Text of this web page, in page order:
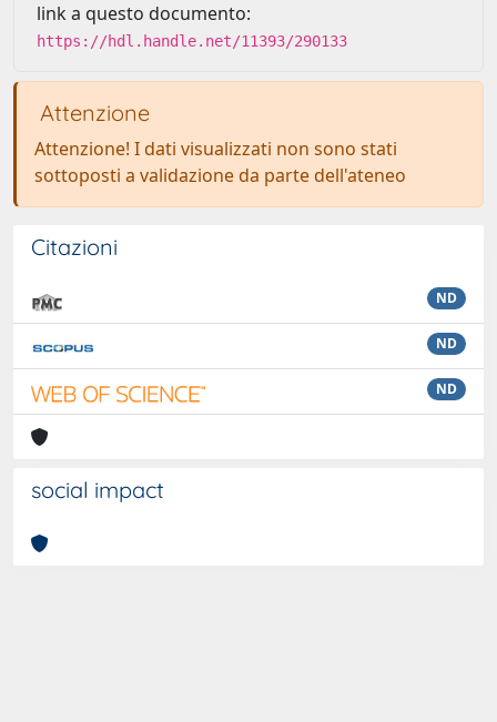
link a questo documento:
https://hdl.handle.net/11393/290133
Attenzione
Attenzione! I dati visualizzati non sono stati
sottoposti a validazione da parte dell'ateneo
Citazioni
ND
ND
ND
social impact